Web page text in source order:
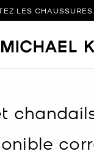
LES